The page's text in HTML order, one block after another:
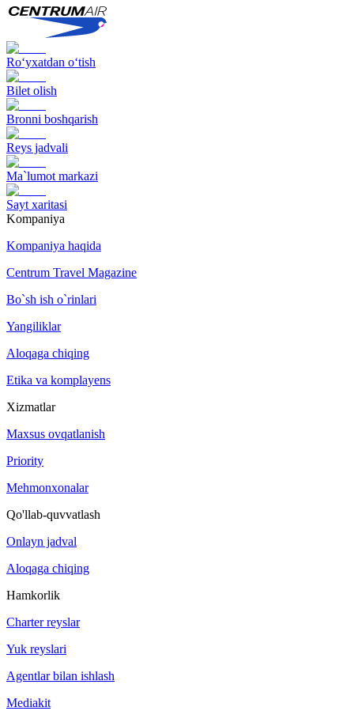
Ro‘yxatdan o‘tish
Bilet olish
Bronni boshqarish
Reys jadvali
Ma`lumot markazi
Sayt xaritasi
Kompaniya
Kompaniya haqida
Centrum Travel Magazine
Bo`sh ish o`rinlari
Yangiliklar
Aloqaga chiqing
Etika va komplayens
Xizmatlar
Maxsus ovqatlanish
Priority
Mehmonxonalar
Qo'llab-quvvatlash
Onlayn jadval
Aloqaga chiqing
Hamkorlik
Charter reyslar
Yuk reyslari
Agentlar bilan ishlash
Mediakit